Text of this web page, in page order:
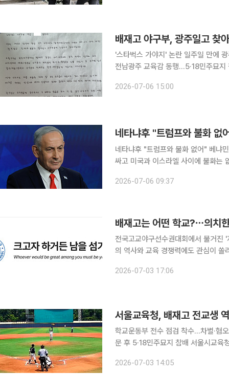
배재고 야구부, 광주일고 찾
'스타벅스 가야지' 논란 일주일 만에
전남광주 교육감 동행…5·18민주묘지 참배 전국 고교야구대회에서 5·18민주화운동
2026-07-06 15:00
네타냐후 "트럼프와 불화 없어" 베냐민 네타냐후 이스라엘 총리가 5일(현지시간) 이란 문제를 둘러
싸고 미국과 이스라엘 사이에 불화는
단과 핵연료 농축시설 해체라는 동일
2026-07-06 09:37
배재고는 어떤 학교?⋯의치
전국고교야구선수권대회에서 불거진
의 역사와 교육 경쟁력에도 관심이 쏠리고 있다. 지난달 29일 목동야구장에
타벅스 가야지"라는 응원 구호를 외
2026-07-03 17:06
서울교육청, 배재고 전교생
학교운동부 전수 점검 착수…차별·혐
문 후 5·18민주묘지 참배 서울시교육청이 5·18 민주화운동을 희화화하는 응원 구호로 논란을 빚은
논란의 중심에 선 배재고 야구부는
2026-07-03 14:05